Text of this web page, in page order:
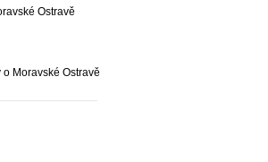
Ostravě
Moravské Ostravě